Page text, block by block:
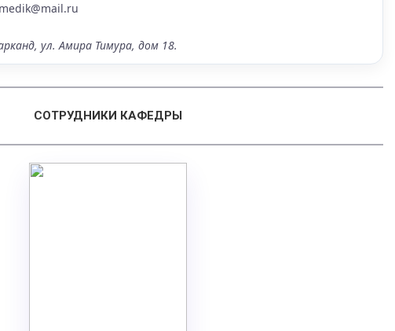
ул. Амира Тимура, дом 18.
СОТРУДНИКИ КАФЕДРЫ